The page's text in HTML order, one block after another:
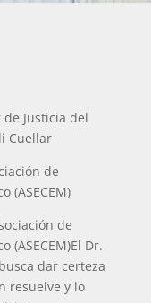
Justicia del
Cuellar
de
(ASECEM)
de
(ASECEM)El Dr.
dar certeza
resuelve y lo